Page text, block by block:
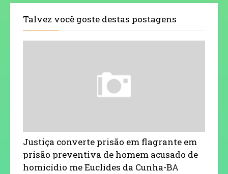
Talvez você goste destas postagens
Justiça converte prisão em flagrante em
prisão preventiva de homem acusado de
homicídio me Euclides da Cunha-BA